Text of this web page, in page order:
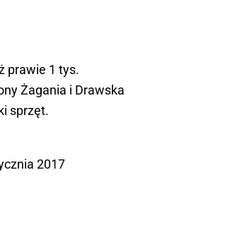
prawie 1 tys.
Żagania i Drawska
sprzęt.
2017